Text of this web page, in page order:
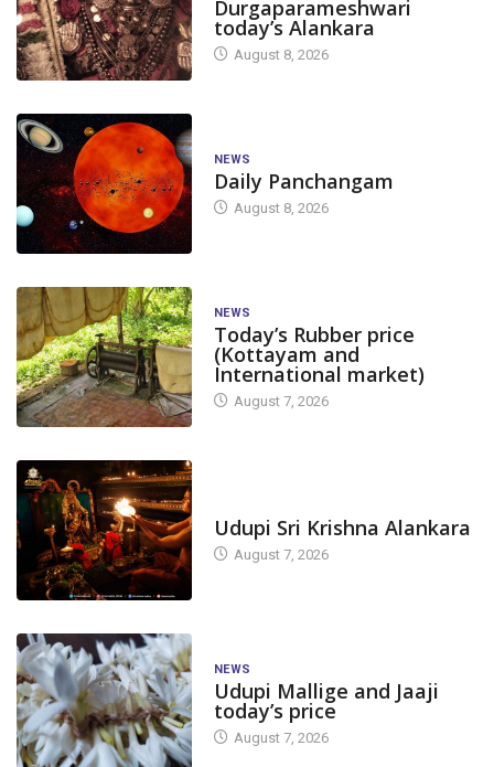
Durgaparameshwari
today’s Alankara
August 8, 2026
NEWS
Daily Panchangam
August 8, 2026
NEWS
Today’s Rubber price
(Kottayam and
International market)
August 7, 2026
Udupi Sri Krishna Alankara
August 7, 2026
NEWS
Udupi Mallige and Jaaji
today’s price
August 7, 2026